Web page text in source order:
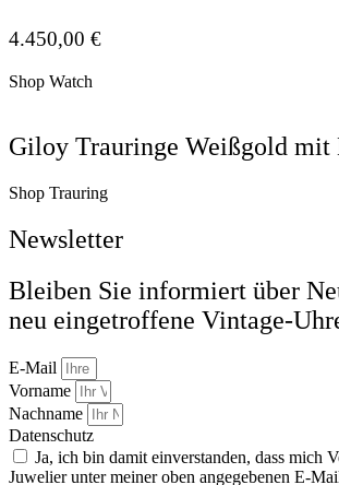
4.450,00 €
Shop Watch
Giloy Trauringe Weißgold
Shop Trauring
Newsletter
Bleiben Sie informiert über
neu eingetroffene Vintage-
E-Mail
Vorname
Nachname
Datenschutz
Ja, ich bin damit einverstanden, dass mich
Juwelier unter meiner oben angegebenen E-